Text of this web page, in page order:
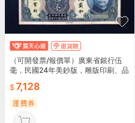
（可開發票/報價單）廣東省銀行伍
毫，民國24年美鈔版，雕版印刷、品
7,128
運費券